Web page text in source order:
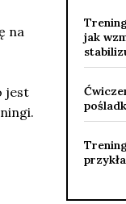
na
jest
jak